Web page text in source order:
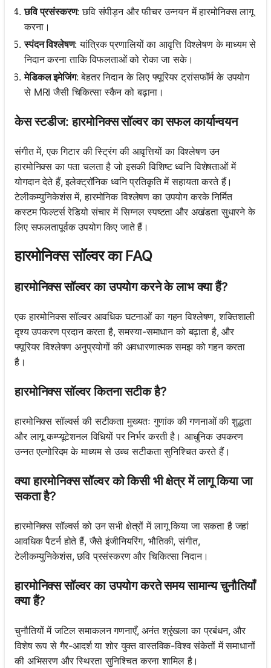
छवि प्रसंस्करण: छवि संपीड़न और फीचर उन्नयन में हारमोनिक्स लागू
करना।
स्पंदन विश्लेषण: यांत्रिक प्रणालियों का आवृत्ति विश्लेषण के माध्यम से
निदान करना ताकि विफलताओं को रोका जा सके।
मेडिकल इमेजिंग: बेहतर निदान के लिए फ्यूरियर ट्रांसफॉर्म के उपयोग
से MRI जैसी चिकित्सा स्कैन को बढ़ाना।
केस स्टडीज: हारमोनिक्स सॉल्वर का सफल कार्यान्वयन
संगीत में, एक गिटार की स्ट्रिंग की आवृत्तियों का विश्लेषण उन
हारमोनिक्स का पता चलता है जो इसकी विशिष्ट ध्वनि विशेषताओं में
योगदान देते हैं, इलेक्ट्रॉनिक ध्वनि प्रतिकृति में सहायता करते हैं।
टेलीकम्युनिकेशंस में, हारमोनिक विश्लेषण का उपयोग करके निर्मित
कस्टम फिल्टर्स रेडियो संचार में सिग्नल स्पष्टता और अखंडता सुधारने के
लिए सफलतापूर्वक उपयोग किए जाते हैं।
हारमोनिक्स सॉल्वर का FAQ
हारमोनिक्स सॉल्वर का उपयोग करने के लाभ क्या हैं?
एक हारमोनिक्स सॉल्वर आवधिक घटनाओं का गहन विश्लेषण, शक्तिशाली
दृश्य उपकरण प्रदान करता है, समस्या-समाधान को बढ़ाता है, और
फ्यूरियर विश्लेषण अनुप्रयोगों की अवधारणात्मक समझ को गहन करता
है।
हारमोनिक्स सॉल्वर कितना सटीक है?
हारमोनिक्स सॉल्वर्स की सटीकता मुख्यतः गुणांक की गणनाओं की शुद्धता
और लागू कम्प्यूटेशनल विधियों पर निर्भर करती है। आधुनिक उपकरण
उन्नत एल्गोरिदम के माध्यम से उच्च सटीकता सुनिश्चित करते हैं।
क्या हारमोनिक्स सॉल्वर को किसी भी क्षेत्र में लागू किया जा
सकता है?
हारमोनिक्स सॉल्वर्स को उन सभी क्षेत्रों में लागू किया जा सकता है जहां
आवधिक पैटर्न होते हैं, जैसे इंजीनियरिंग, भौतिकी, संगीत,
टेलीकम्युनिकेशंस, छवि प्रसंस्करण और चिकित्सा निदान।
हारमोनिक्स सॉल्वर का उपयोग करते समय सामान्य चुनौतियाँ
क्या हैं?
चुनौतियों में जटिल समाकलन गणनाएँ, अनंत श्रृंखला का प्रबंधन, और
विशेष रूप से गैर-आदर्श या शोर युक्त वास्तविक-विश्व संकेतों में समाधानों
की अभिसरण और स्थिरता सुनिश्चित करना शामिल है।